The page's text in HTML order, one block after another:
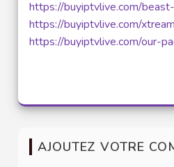
https://buyiptvlive.com/
https://buyiptvlive.com/
https://buyiptvlive.com/our-
AJOUTEZ VOTRE